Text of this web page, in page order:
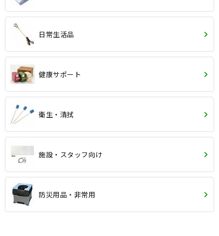
日常生活品
健康サポート
衛生・清拭
施設・スタッフ向け
防災用品・非常用